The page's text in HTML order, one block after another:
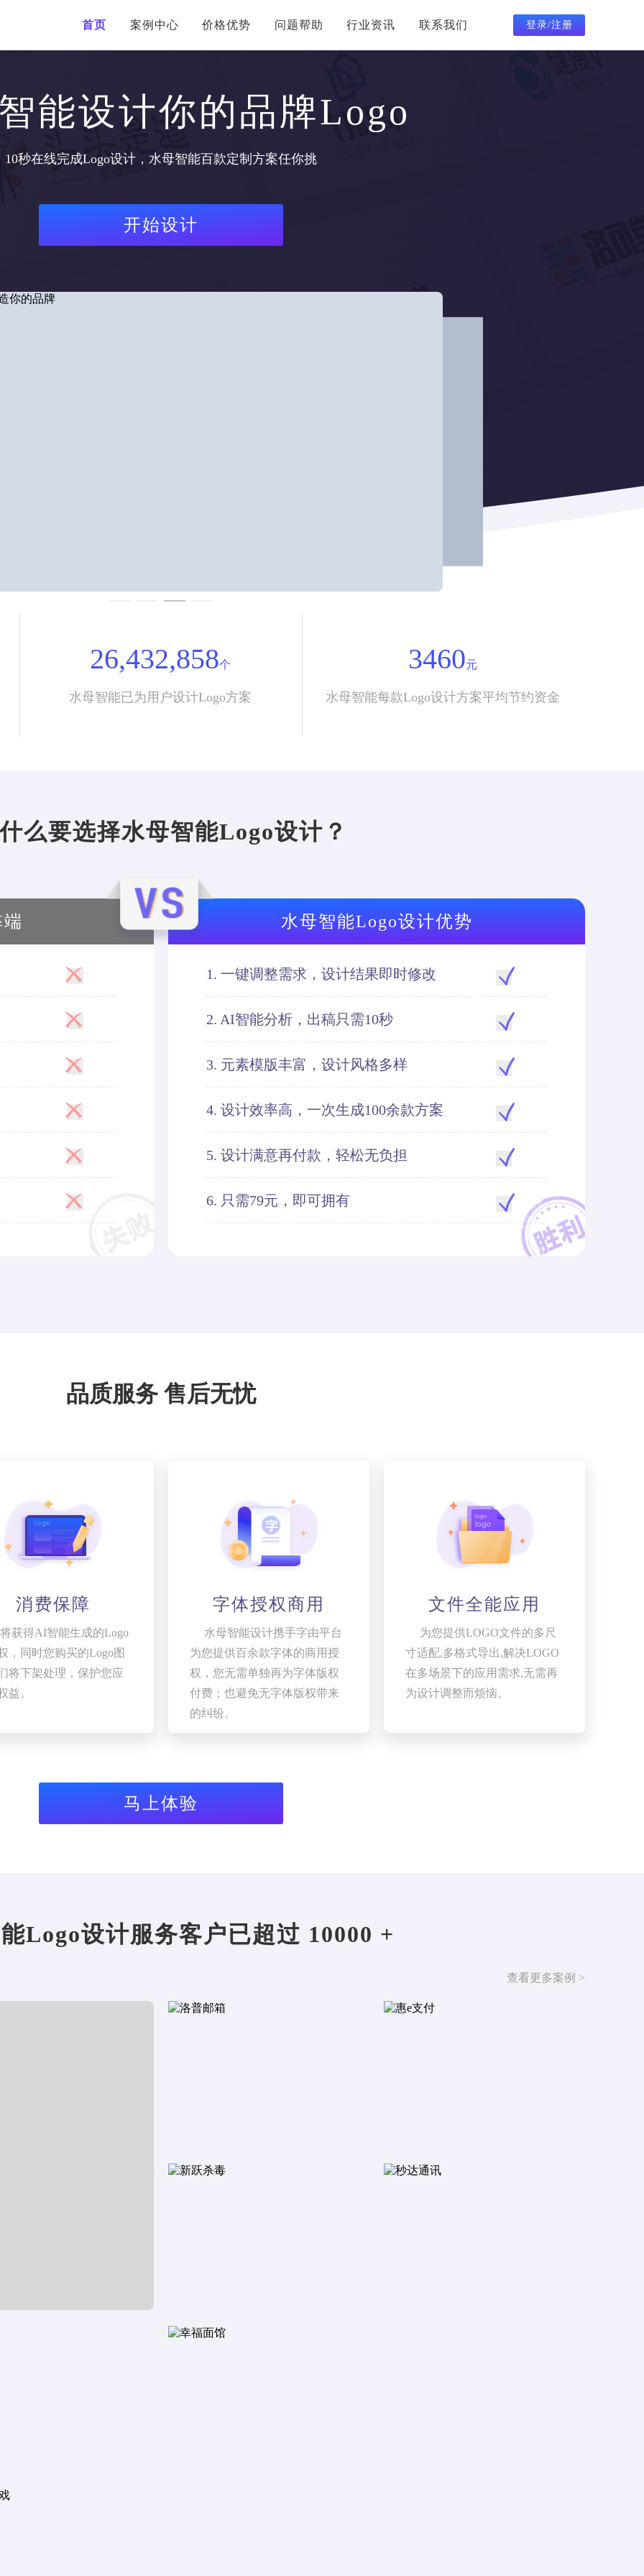
首页 案例中心 价格优势 问题帮助 行业资讯 联系我们 登录/注册
能设计你的品牌Logo
10秒在线完成Logo设计，水母智能百款定制方案任你挑
开始设计
26,432,858个
水母智能已为用户设计Logo方案
3460元
水母智能每款Logo设计方案平均节约资金
么要选择水母智能Logo设计？
水母智能Logo设计优势
1. 一键调整需求，设计结果即时修改
2. AI智能分析，出稿只需10秒
3. 元素模版丰富，设计风格多样
4. 设计效率高，一次生成100余款方案
5. 设计满意再付款，轻松无负担
6. 只需79元，即可拥有
品质服务 售后无忧
消费保障
获得AI智能生成的Logo
，同时您购买的Logo图
将下架处理，保护您应
益。
字体授权商用
水母智能设计携手字由平台
为您提供百余款字体的商用授
权，您无需单独再为字体版权
付费；也避免无字体版权带来
的纠纷。
文件全能应用
为您提供LOGO文件的多尺
寸适配,多格式导出,解决LOGO
在多场景下的应用需求,无需再
为设计调整而烦恼。
马上体验
Logo设计服务客户已超过 10000 +
查看更多案例 >